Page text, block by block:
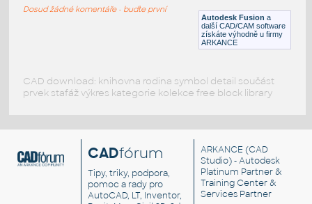
2488 Adafruit Metro 328
Autodesk Fusion a
další CAD/CAM software
získáte výhodně u firmy
ARKANCE
Dosud žádné komentáře - buďte první
CAD download: knihovna rodina symbol detail součást
prvek stafáž výkres kategorie kolekce free block library
CADfórum
Tipy, triky, podpora,
pomoc a rady pro
AutoCAD, LT, Inventor,
ARKANCE (CAD
Studio) - Autodesk
Platinum Partner &
Training Center &
Services Partner